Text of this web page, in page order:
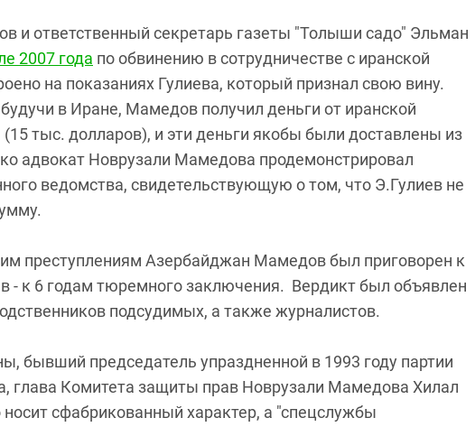
и ответственный секретарь газеты "Толыши садо" Эльман
2007 года по обвинению в сотрудничестве с иранской
на показаниях Гулиева, который признал свою вину.
в Иране, Мамедов получил деньги от иранской
тыс. долларов), и эти деньги якобы были доставлены из
адвокат Новрузали Мамедова продемонстрировал
ведомства, свидетельствующую о том, что Э.Гулиев не
преступлениям Азербайджан Мамедов был приговорен к
- к 6 годам тюремного заключения. Вердикт был объявлен
подсудимых, а также журналистов.
бывший председатель упраздненной в 1993 году партии
глава Комитета защиты прав Новрузали Мамедова Хилал
сфабрикованный характер, а "спецслужбы